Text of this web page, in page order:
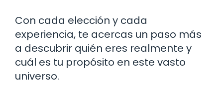
Con cada elección y cada
experiencia, te acercas un paso más
a descubrir quién eres realmente y
cuál es tu propósito en este vasto
universo.